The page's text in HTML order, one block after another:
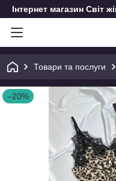
Інтернет магазин Світ
Товари та послуги
–20%